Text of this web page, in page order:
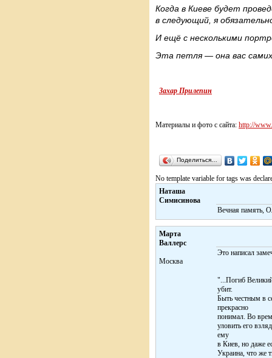
Когда в Киеве будет
в следующий, я
И ещё с несколькими
Эта петля — она вас
Захар Прилепин
Материалы и фото с сайта: http://
Поделиться…
No template variable for tags was
Наташа
Симисинова
Вечная память,
Марта
Валлерс
Москва
Это написал
"...Погиб
убит.
Быть честным в
прекрасно
понимал. Во
уловить его
ему
в Киев, но даже
Украина, что же